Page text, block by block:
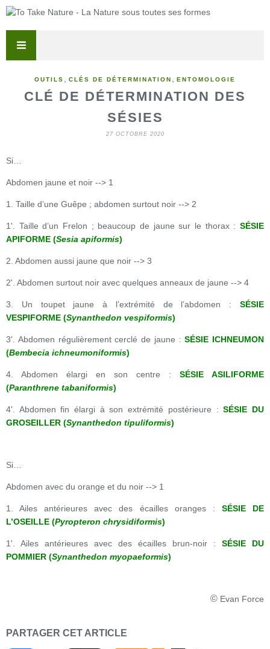
OUTILS CLÉS DE DÉTERMINATION ENTOMOLOGIE
CLÉ DE DÉTERMINATION DES
SÉSIES
27 OCTOBRE 2020
Si…
Abdomen jaune et noir --> 1
1. Taille d’une Guêpe ; abdomen surtout noir --> 2
1'. Taille d’un Frelon ; beaucoup de jaune sur le thorax : SÉSIE
APIFORME (Sesia apiformis)
2. Abdomen aussi jaune que noir --> 3
2'. Abdomen surtout noir avec quelques anneaux de jaune --> 4
3. Un toupet jaune à l’extrémité de l’abdomen : SÉSIE
VESPIFORME (Synanthedon vespiformis)
3'. Abdomen régulièrement cerclé de jaune :SÉSIE ICHNEUMON
(Bembecia ichneumoniformis)
4. Abdomen élargi en son centre : SÉSIE ASILIFORME
(Paranthrene tabaniformis)
4'. Abdomen fin élargi à son extrémité postérieure :SÉSIE DU
GROSEILLER (Synanthedon tipuliformis)
Si…
Abdomen avec du orange et du noir --> 1
1. Ailes antérieures avec des écailles oranges : SÉSIE DE
L’OSEILLE (Pyropteron chrysidiformis)
1'. Ailes antérieures avec des écailles brun-noir : SÉSIE DU
POMMIER (Synanthedon myopaeformis)
© Evan Force
PARTAGER CET ARTICLE